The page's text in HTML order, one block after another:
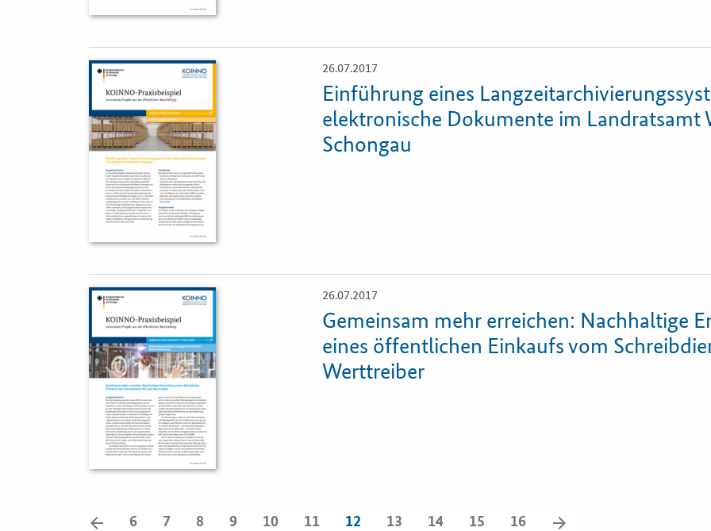
26.07.2017
Einführung eines
elektronische Dokumente im Landratsamt
Schongau
Öffnet
Einzelsicht
26.07.2017
Gemeinsam mehr erreichen: Nachhaltige
eines öffentlichen Einkaufs vom
Werttreiber
Öffnet
Einzelsicht
zurück
6 7 8 9 10 11 12 13 14 15 16